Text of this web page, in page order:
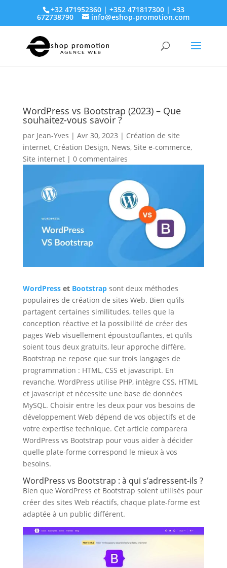
+32 471952360 | +352 471817300 | +33
672738790 info@eshop-promotion.com
WordPress vs Bootstrap (2023) – Que
souhaitez-vous savoir ?
par Jean-Yves | Avr 30, 2023 | Création de site
internet, Création Design, News, Site e-commerce,
Site internet| 0 commentaires
WordPresset Bootstrapsont deux méthodes
populaires de création de sites Web. Bien qu’ils
partagent certaines similitudes, telles que la
conception réactive et la possibilité de créer des
pages Web visuellement époustouflantes, et qu’ils
soient tous deux gratuits, leur approche diffère.
Bootstrap ne repose que sur trois langages de
programmation : HTML, CSS et javascript. En
revanche, WordPress utilise PHP, intègre CSS, HTML
et javascript et nécessite une base de données
MySQL. Choisir entre les deux pour vos besoins de
développement Web dépend de vos objectifs et de
votre expertise technique. Cet article comparera
WordPress vs Bootstrap pour vous aider à décider
quelle plate-forme correspond le mieux à vos
besoins.
WordPress vs Bootstrap : à qui s’adressent-ils ?
Bien que WordPress et Bootstrap soient utilisés pour
créer des sites Web réactifs, chaque plate-forme est
adaptée à un public différent.